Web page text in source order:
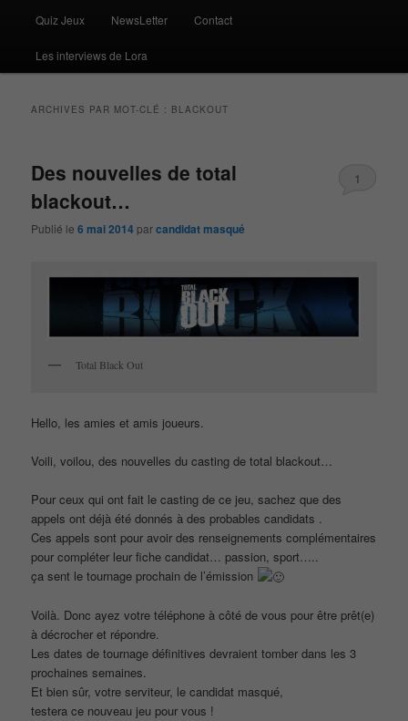
Quiz Jeux NewsLetter Contact
Les interviews de Lora
ARCHIVES PAR MOT-CLÉ : BLACKOUT
Des nouvelles de total
blackout…
Publié le6 mai 2014 parcandidat masqué
1
Total Black Out
Hello, les amies et amis joueurs.
Voili, voilou, des nouvelles du casting de total blackout…
Pour ceux qui ont fait le casting de ce jeu, sachez que des
appels ont déjà été donnés à des probables candidats .
Ces appels sont pour avoir des renseignements complémentaires
pour compléter leur fiche candidat… passion, sport…..
ça sent le tournage prochain de l’émission
Voilà. Donc ayez votre téléphone à côté de vous pour être prêt(e)
à décrocher et répondre.
Les dates de tournage définitives devraient tomber dans les 3
prochaines semaines.
Et bien sûr, votre serviteur, le candidat masqué,
testera ce nouveau jeu pour vous !